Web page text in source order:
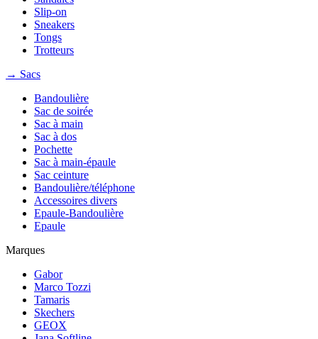
Slip-on
Sneakers
Tongs
Trotteurs
→ Sacs
Bandoulière
Sac de soirée
Sac à main
Sac à dos
Pochette
Sac à main-épaule
Sac ceinture
Bandoulière/téléphone
Accessoires divers
Epaule-Bandoulière
Epaule
Marques
Gabor
Marco Tozzi
Tamaris
Skechers
GEOX